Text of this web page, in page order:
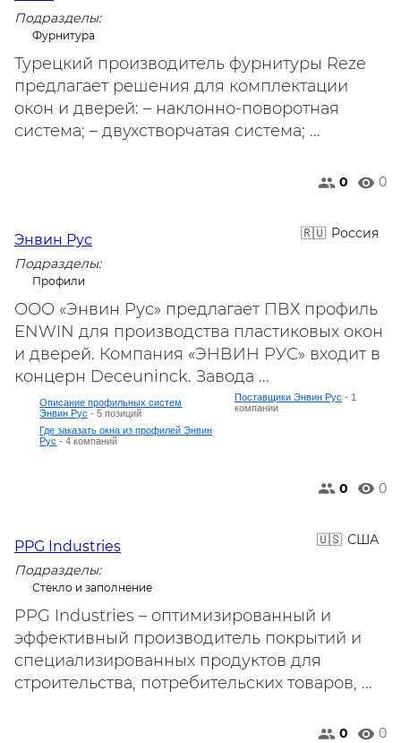
Подразделы:
Фурнитура
Турецкий производитель фурнитуры Reze
предлагает решения для комплектации
окон и дверей: – наклонно-поворотная
система; – двухстворчатая система; ...
0 0
Россия
Энвин Рус
Подразделы:
Профили
ООО «Энвин Рус» предлагает ПВХ профиль
ENWIN для производства пластиковых окон
и дверей. Компания «ЭНВИН РУС» входит в
концерн Deceuninck. Завода ...
Поставщики Энвин Рус - 1
компании
Описание профильных систем
Энвин Рус - 5 позиций
Где заказать окна из профилей Энвин
Рус - 4 компаний
0 0
США
PPG Industries
Подразделы:
Стекло и заполнение
PPG Industries – оптимизированный и
эффективный производитель покрытий и
специализированных продуктов для
строительства, потребительских товаров, ...
0 0